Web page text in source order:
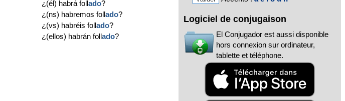
¿(él) habrá follado?
¿(ns) habremos follado?
¿(vs) habréis follado?
¿(ellos) habrán follado?
Logiciel de conjugaison
El Conjugador est aussi disponible
hors connexion sur ordinateur,
tablette et téléphone.